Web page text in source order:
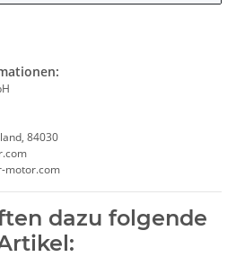
84030
motor.com
dazu folgende